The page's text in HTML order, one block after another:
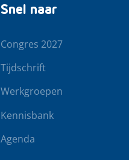
Snel naar
Congres 2027
Tijdschrift
Werkgroepen
Kennisbank
Agenda